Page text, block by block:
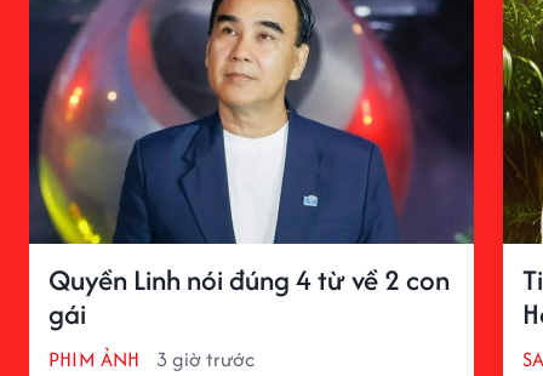
Quyền Linh nói đúng 4 từ về 2 con
gái
PHIM ẢNH 3 giờ trước